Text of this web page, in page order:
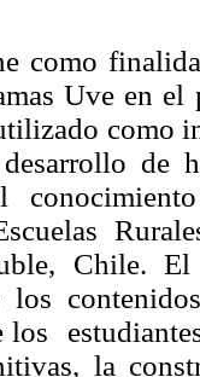
como
Uve en el
como
de
Chile. El
los contenidos
los
la